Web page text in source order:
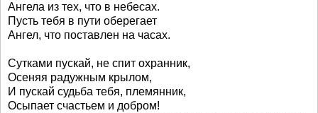
Ангела из тех, что в небесах.
Пусть тебя в пути оберегает
Ангел, что поставлен на часах.
Сутками пускай, не спит охранник,
Осеняя радужным крылом,
И пускай судьба тебя, племянник,
Осыпает счастьем и добром!